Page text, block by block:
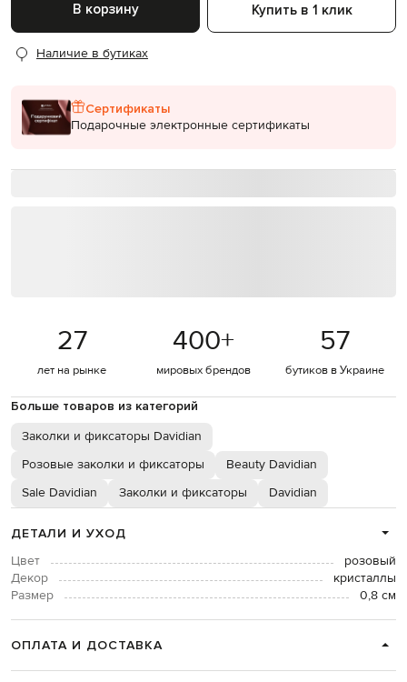
В корзину Купить в 1 клик
Наличие в бутиках
Сертификаты
Подарочные электронные сертификаты
27
лет на рынке
400+
мировых брендов
57
бутиков в Украине
Больше товаров из категорий
Заколки и фиксаторы Davidian
Розовые заколки и фиксаторы
Beauty Davidian
Sale Davidian
Заколки и фиксаторы Davidian
ДЕТАЛИ И УХОД
Цвет
розовый
Декор
кристаллы
Размер
0,8 см
ОПЛАТА И ДОСТАВКА